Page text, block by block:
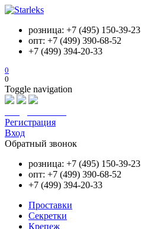
розница: +7 (495) 150-39-23
опт: +7 (499) 390-68-52
+7 (499) 394-20-33
0
0
Toggle navigation
Регистрация
Вход
Обратный звонок
розница: +7 (495) 150-39-23
опт: +7 (499) 390-68-52
+7 (499) 394-20-33
Проставки
Секретки
Крепеж